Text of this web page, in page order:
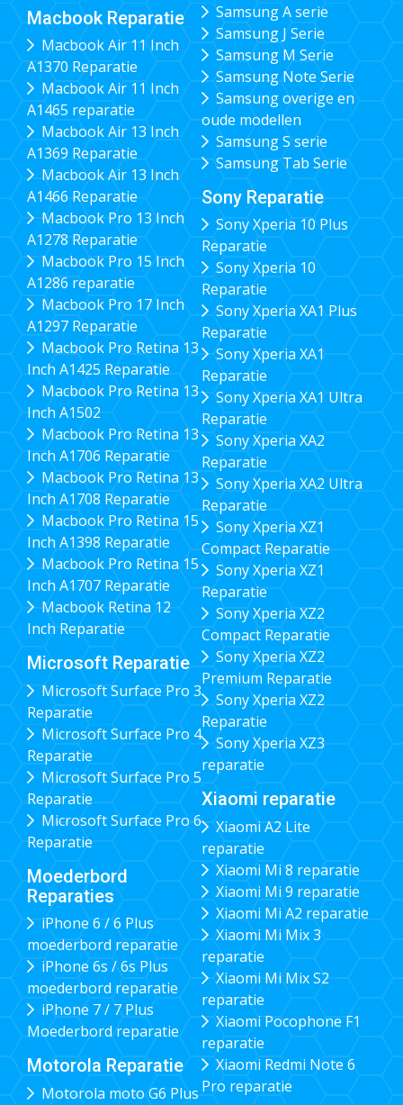
Macbook Reparatie
Macbook Air 11 Inch
A1370 Reparatie
Macbook Air 11 Inch
A1465 reparatie
Macbook Air 13 Inch
A1369 Reparatie
Macbook Air 13 Inch
A1466 Reparatie
Macbook Pro 13 Inch
A1278 Reparatie
Macbook Pro 15 Inch
A1286 reparatie
Macbook Pro 17 Inch
A1297 Reparatie
Macbook Pro Retina 13
Inch A1425 Reparatie
Macbook Pro Retina 13
Inch A1502
Macbook Pro Retina 13
Inch A1706 Reparatie
Macbook Pro Retina 13
Inch A1708 Reparatie
Macbook Pro Retina 15
Inch A1398 Reparatie
Macbook Pro Retina 15
Inch A1707 Reparatie
Macbook Retina 12
Inch Reparatie
Microsoft Reparatie
Microsoft Surface Pro 3
Reparatie
Microsoft Surface Pro 4
Reparatie
Microsoft Surface Pro 5
Reparatie
Microsoft Surface Pro 6
Reparatie
Moederbord
Reparaties
iPhone 6 / 6 Plus
moederbord reparatie
iPhone 6s / 6s Plus
moederbord reparatie
iPhone 7 / 7 Plus
Moederbord reparatie
Motorola Reparatie
Motorola moto G6 Plus
Samsung A serie
Samsung J Serie
Samsung M Serie
Samsung Note Serie
Samsung overige en
oude modellen
Samsung S serie
Samsung Tab Serie
Sony Reparatie
Sony Xperia 10 Plus
Reparatie
Sony Xperia 10
Reparatie
Sony Xperia XA1 Plus
Reparatie
Sony Xperia XA1
Reparatie
Sony Xperia XA1 Ultra
Reparatie
Sony Xperia XA2
Reparatie
Sony Xperia XA2 Ultra
Reparatie
Sony Xperia XZ1
Compact Reparatie
Sony Xperia XZ1
Reparatie
Sony Xperia XZ2
Compact Reparatie
Sony Xperia XZ2
Premium Reparatie
Sony Xperia XZ2
Reparatie
Sony Xperia XZ3
reparatie
Xiaomi reparatie
Xiaomi A2 Lite
reparatie
Xiaomi Mi 8 reparatie
Xiaomi Mi 9 reparatie
Xiaomi Mi A2 reparatie
Xiaomi Mi Mix 3
reparatie
Xiaomi Mi Mix S2
reparatie
Xiaomi Pocophone F1
reparatie
Xiaomi Redmi Note 6
Pro reparatie